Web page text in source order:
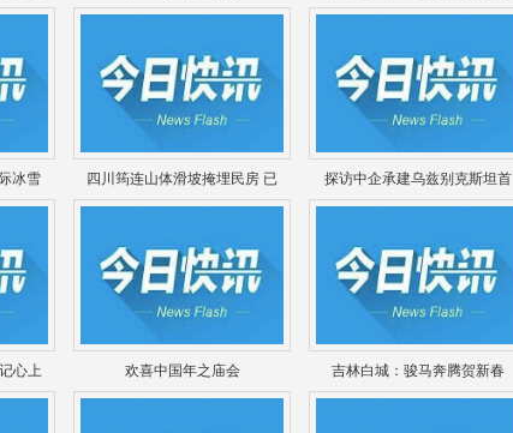
冰雪 四川筠连山体滑坡掩埋民房 已 探访中企承建乌兹别克斯坦首
心上 欢喜中国年之庙会 吉林白城：骏马奔腾贺新春